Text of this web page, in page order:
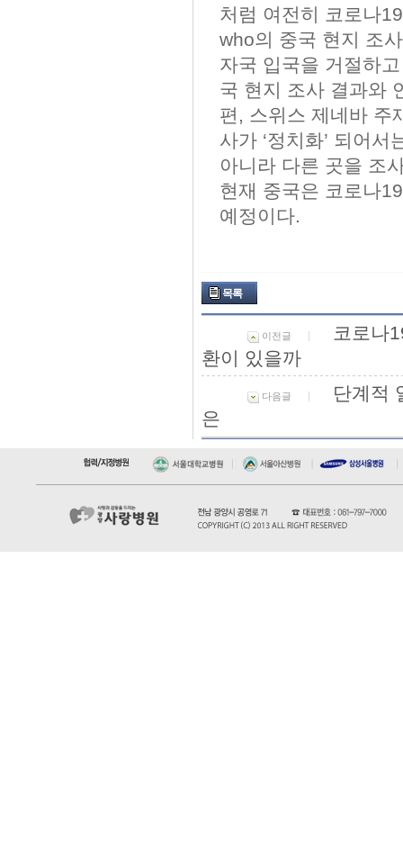
처럼 여전히 코로나
who의 중국 현지 조
자국 입국을 거절하
국 현지 조사 결과와
편, 스위스 제네바 주
사가 ‘정치화’ 되어
아니라 다른 곳을 조
현재 중국은 코로나
예정이다.
목록
이전글
코로나
환이 있을까
다음글
단계적
은